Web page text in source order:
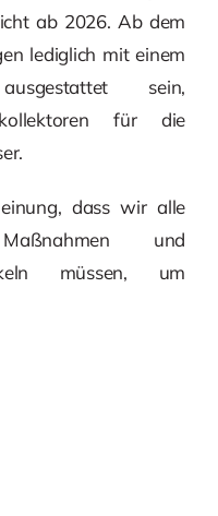
ab 2026. Ab dem
lediglich mit einem
sein,
für die
dass wir alle
Maßnahmen und
müssen, um